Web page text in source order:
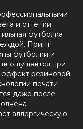
и оттенки
футболка
Принт
футболки и
ощущается при
эффект резиновой
печати
даже после
аллергическую